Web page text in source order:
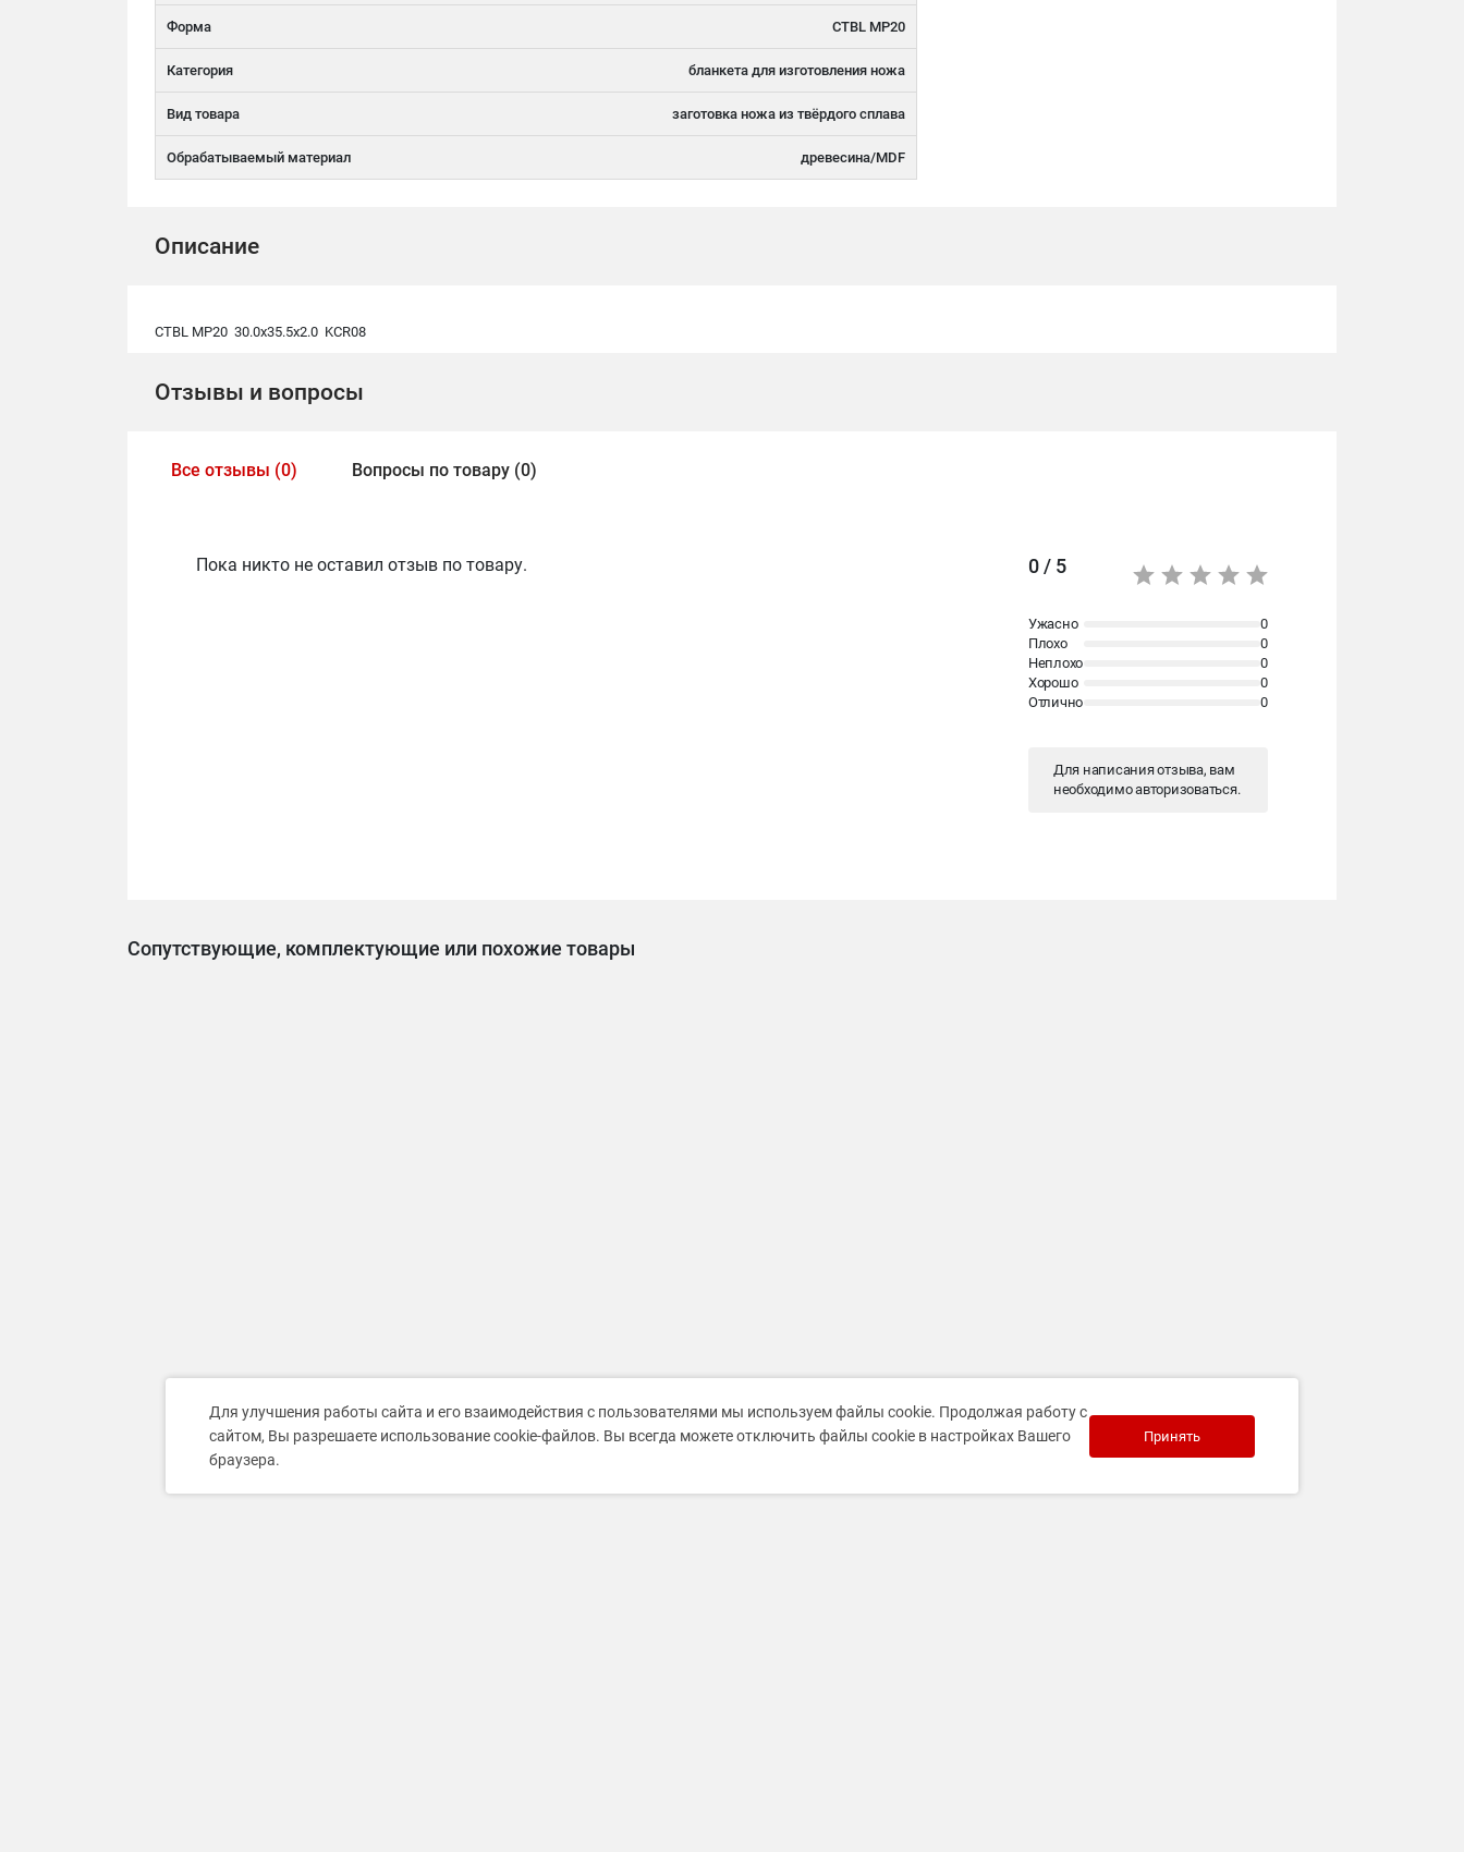
Форма CTBL MP20
Категория бланкета для изготовления ножа
Вид товара заготовка ножа из твёрдого сплава
Обрабатываемый материал древесина/MDF
Описание
CTBL MP20 30.0x35.5x2.0 KCR08
Отзывы и вопросы
Все отзывы (0) Вопросы по товару (0)
Пока никто не оставил отзыв по товару. 0 / 5
Ужасно
0
Плохо
0
Неплохо
0
Хорошо
0
Отлично
0
Для написания отзыва, вам
необходимоавторизоваться.
Сопутствующие, комплектующие или похожие товары
Для улучшения работы сайта и его взаимодействия с пользователями мы используем файлы cookie. Продолжая работу с
сайтом, Вы разрешаете использование cookie-файлов. Вы всегда можете отключить файлы cookie в настройках Вашего
браузера.
Принять